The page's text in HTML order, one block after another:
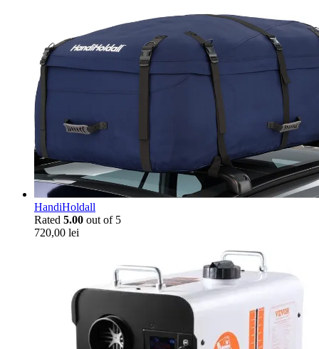
HandiHoldall
Rated 5.00 out of 5
720,00 lei